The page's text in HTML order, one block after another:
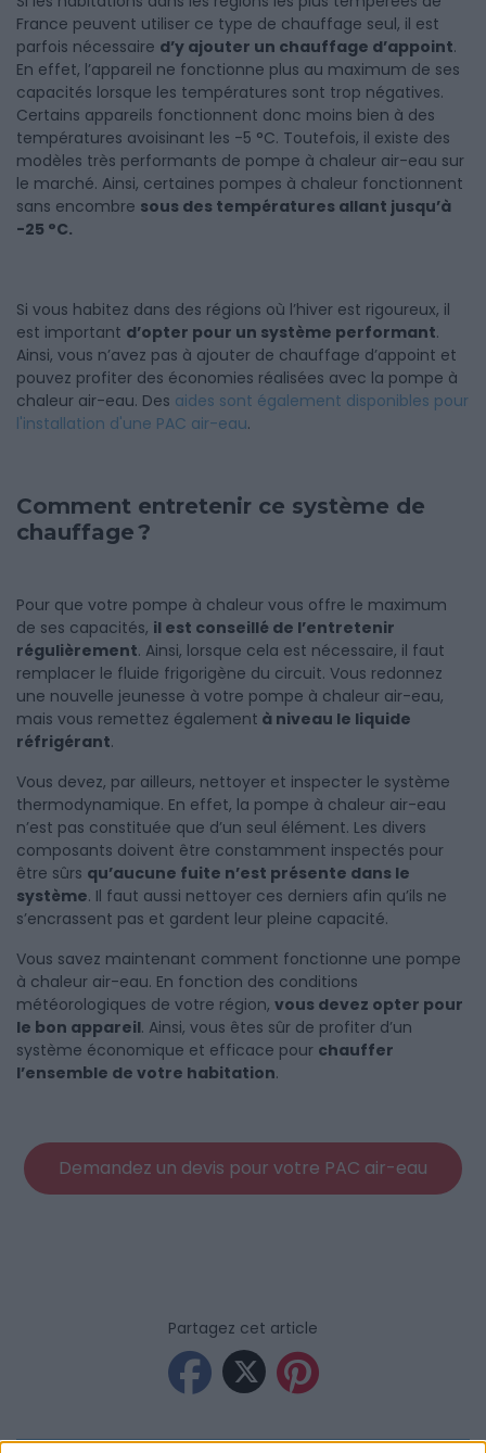
France peuvent utiliser ce type de chauffage seul, il est
parfois nécessaire d’y ajouter un chauffage d’appoint.
En effet, l’appareil ne fonctionne plus au maximum de ses
capacités lorsque les températures sont trop négatives.
Certains appareils fonctionnent donc moins bien à des
températures avoisinant les -5 °C. Toutefois, il existe des
modèles très performants de pompe à chaleur air-eau sur
le marché. Ainsi, certaines pompes à chaleur fonctionnent
sans encombre sous des températures allant jusqu’à
-25 °C.
Si vous habitez dans des régions où l’hiver est rigoureux, il
est important d’opter pour un système performant.
Ainsi, vous n’avez pas à ajouter de chauffage d’appoint et
pouvez profiter des économies réalisées avec la pompe à
chaleur air-eau. Des aides sont également disponibles pour
l'installation d'une PAC air-eau.
Comment entretenir ce système de
chauffage ?
Pour que votre pompe à chaleur vous offre le maximum
de ses capacités, il est conseillé de l’entretenir
régulièrement. Ainsi, lorsque cela est nécessaire, il faut
remplacer le fluide frigorigène du circuit. Vous redonnez
une nouvelle jeunesse à votre pompe à chaleur air-eau,
mais vous remettez également à niveau le liquide
réfrigérant.
Vous devez, par ailleurs, nettoyer et inspecter le système
thermodynamique. En effet, la pompe à chaleur air-eau
n’est pas constituée que d’un seul élément. Les divers
composants doivent être constamment inspectés pour
être sûrs qu’aucune fuite n’est présente dans le
système. Il faut aussi nettoyer ces derniers afin qu’ils ne
s’encrassent pas et gardent leur pleine capacité.
Vous savez maintenant comment fonctionne une pompe
à chaleur air-eau. En fonction des conditions
météorologiques de votre région, vous devez opter pour
le bon appareil. Ainsi, vous êtes sûr de profiter d’un
système économique et efficace pour chauffer
l’ensemble de votre habitation.
Demandez un devis pour votre PAC air-eau
Partagez cet article